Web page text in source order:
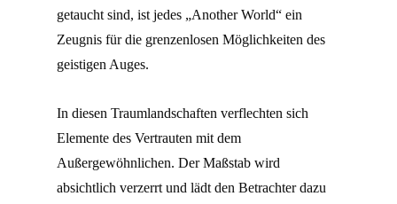
getaucht sind, ist jedes „Another World“ ein
Zeugnis für die grenzenlosen Möglichkeiten des
geistigen Auges.
In diesen Traumlandschaften verflechten sich
Elemente des Vertrauten mit dem
Außergewöhnlichen. Der Maßstab wird
absichtlich verzerrt und lädt den Betrachter dazu